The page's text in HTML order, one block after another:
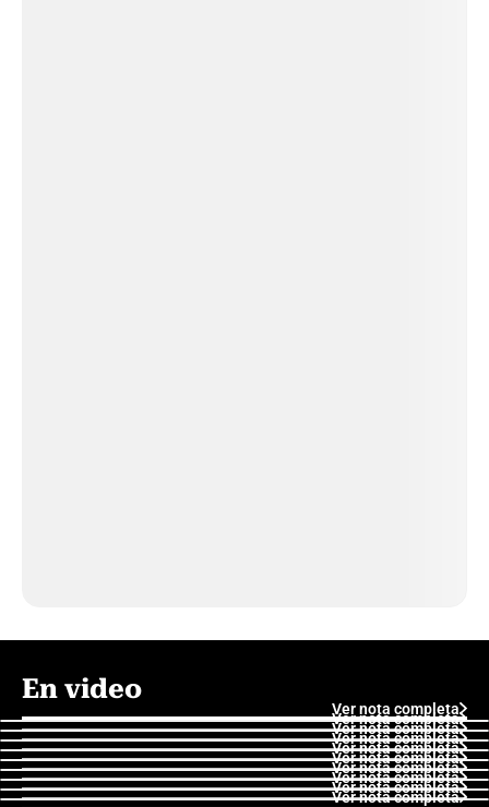
En video
Ver nota completa
Ver nota completa
Ver nota completa
Ver nota completa
Ver nota completa
Ver nota completa
Ver nota completa
Ver nota completa
Ver nota completa
Ver nota completa